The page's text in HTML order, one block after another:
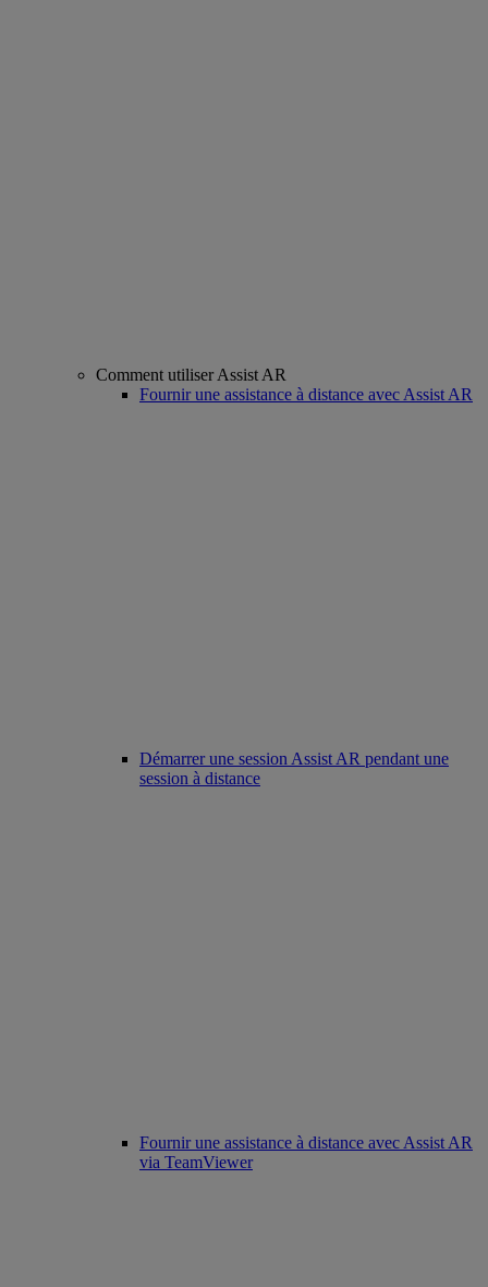
Comment utiliser Assist AR
Fournir une assistance à distance avec Assist AR
Démarrer une session Assist AR pendant une
session à distance
Fournir une assistance à distance avec Assist AR
via TeamViewer